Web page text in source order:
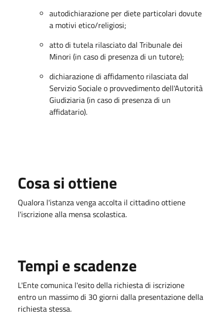
autodichiarazione per diete particolari dovute
a motivi etico/religiosi;
atto di tutela rilasciato dal Tribunale dei
Minori (in caso di presenza di un tutore);
dichiarazione di affidamento rilasciata dal
Servizio Sociale o provvedimento dell'Autorità
Giudiziaria (in caso di presenza di un
affidatario).
Cosa si ottiene
Qualora l'istanza venga accolta il cittadino ottiene
l'iscrizione alla mensa scolastica.
Tempi e scadenze
L'Ente comunica l'esito della richiesta di iscrizione
entro un massimo di 30 giorni dalla presentazione della
richiesta stessa.